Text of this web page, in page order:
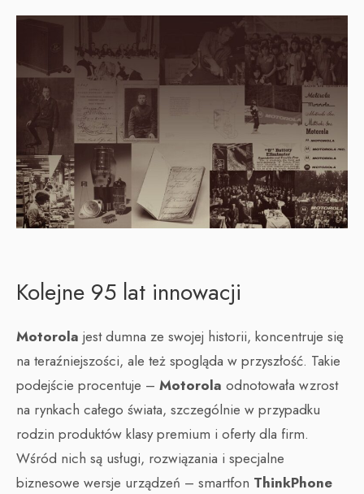
Kolejne 95 lat innowacji
Motorola jest dumna ze swojej historii, koncentruje się
na teraźniejszości, ale też spogląda w przyszłość. Takie
podejście procentuje – Motorola odnotowała wzrost
na rynkach całego świata, szczególnie w przypadku
rodzin produktów klasy premium i oferty dla firm.
Wśród nich są usługi, rozwiązania i specjalne
biznesowe wersje urządzeń – smartfon ThinkPhone